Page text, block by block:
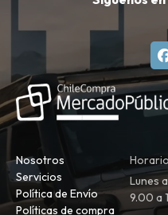
Nosotros
Servicios
Política de Envío
Políticas de compra
Lunes
9.00 a